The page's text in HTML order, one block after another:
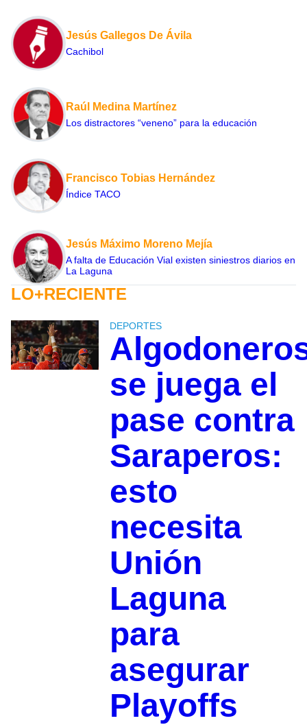
Jesús Gallegos De Ávila
Cachibol
Raúl Medina Martínez
Los distractores “veneno” para la educación
Francisco Tobias Hernández
Índice TACO
Jesús Máximo Moreno Mejía
A falta de Educación Vial existen siniestros diarios en
La Laguna
LO+RECIENTE
DEPORTES
se juega el
pase contra
Saraperos:
esto
necesita
Unión
Laguna
para
asegurar
Playoffs